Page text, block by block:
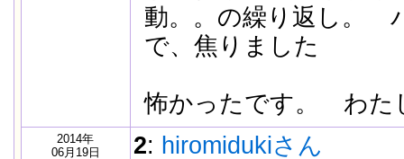
動。。の繰り返し。
で、焦りました
怖かったです。 わた
2014年
06月19日
2: hiromidukiさん